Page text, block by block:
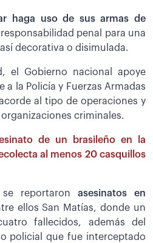
haga uso de sus armas de
penal para una
decorativa o disimulada.
el Gobierno nacional apoye
la Policía y Fuerzas Armadas
al tipo de operaciones y
criminales.
de un brasileño en la
al menos 20 casquillos
reportaron asesinatos en
ellos San Matías, donde un
fallecidos, además del
policial que fue interceptado